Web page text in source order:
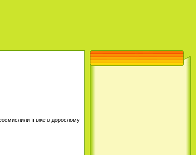
її вже в дорослому